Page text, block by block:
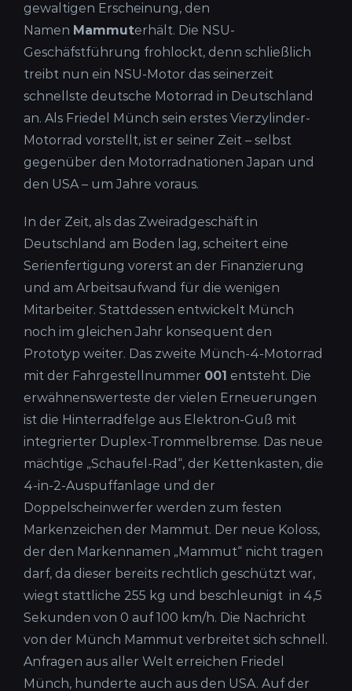
gewaltigen Erscheinung, den
Namen Mammuterhält. Die NSU-
Geschäfstführung frohlockt, denn schließlich
treibt nun ein NSU-Motor das seinerzeit
schnellste deutsche Motorrad in Deutschland
an. Als Friedel Münch sein erstes Vierzylinder-
Motorrad vorstellt, ist er seiner Zeit – selbst
gegenüber den Motorradnationen Japan und
den USA – um Jahre voraus.
In der Zeit, als das Zweiradgeschäft in
Deutschland am Boden lag, scheitert eine
Serienfertigung vorerst an der Finanzierung
und am Arbeitsaufwand für die wenigen
Mitarbeiter. Stattdessen entwickelt Münch
noch im gleichen Jahr konsequent den
Prototyp weiter. Das zweite Münch-4-Motorrad
mit der Fahrgestellnummer 001 entsteht. Die
erwähnenswerteste der vielen Erneuerungen
ist die Hinterradfelge aus Elektron-Guß mit
integrierter Duplex-Trommelbremse. Das neue
mächtige „Schaufel-Rad“, der Kettenkasten, die
4-in-2-Auspuffanlage und der
Doppelscheinwerfer werden zum festen
Markenzeichen der Mammut. Der neue Koloss,
der den Markennamen „Mammut“ nicht tragen
darf, da dieser bereits rechtlich geschützt war,
wiegt stattliche 255 kg und beschleunigt in 4,5
Sekunden von 0 auf 100 km/h. Die Nachricht
von der Münch Mammut verbreitet sich schnell.
Anfragen aus aller Welt erreichen Friedel
Münch, hunderte auch aus den USA. Auf der